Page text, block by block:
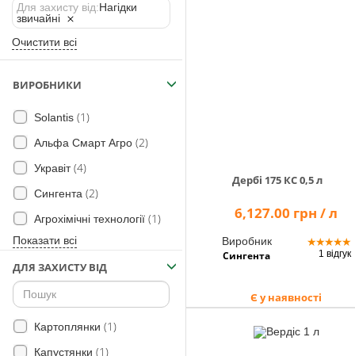
0 800 203
302
Безкоштовно
по Україні
733 0
+38 (066) 733
733 0
+38 (093) 733
733 0
info@hectare.ua
Для захисту від:Нагідки
звичайні
Очистити всі
ВИРОБНИКИ
Solantis (1)
Альфа Смарт Агро (2)
Укравіт(4)
Сингента (2)
Агрохімічні технології (1)
Показати всі
ДЛЯ ЗАХИСТУ ВІД
Картоплянки (1)
Капустянки (1)
Дербі 175 КС 0,5 л
6,127.00 грн / л
Виробник
Сингента
★★★★★
1 відгук
Є у наявності